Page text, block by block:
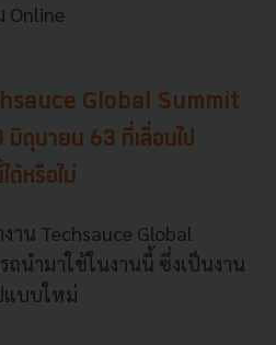
Global Summit
ถุนายน 63 ที่เลื่อนไป
ด้หรือไม่
น Techsauce Global
ถนำมาใช้ในงานนี้ ซึ่งเป็นงาน
แบบใหม่